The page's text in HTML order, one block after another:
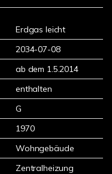
Erdgas leicht
2034-07-08
ab dem 1.5.2014
enthalten
G
1970
Wohngebäude
Zentralheizung